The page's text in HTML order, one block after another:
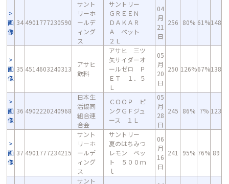
画
像
34 4901777230590
サント
リーホ
ールデ
ィング
ス
サントリー
ＧＲＥＥＮ
ＤＡＫＡＲ
Ａ ペット
２Ｌ
04
月
21
日
256 80% 61%148
画
像
35 4514603240313
アサヒ
飲料
アサヒ 三ツ
矢サイダーオ
ールゼロ Ｐ
ＥＴ １．５
Ｌ
05
月
20
日
250 126%67%138
画
像
36 4902220240968
日本生
活協同
組合連
合会
ＣＯＯＰ ピ
ンクＧＦジュ
ース １Ｌ
05
月
28
日
245 86% 7% 123
画
像
37 4901777234215
サント
リーホ
ールデ
ィング
ス
サントリー
夏のはちみつ
レモン ペッ
ト ５００ｍ
ｌ
06
月
16
日
241 95% 76% 89
サント